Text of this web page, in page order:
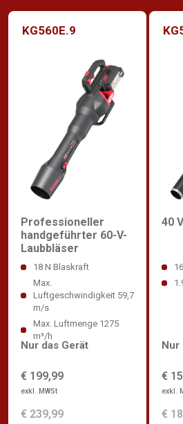
KG560E.9
Professioneller
handgeführter 60-V-
Laubbläser
18 N Blaskraft
Max.
Luftgeschwindigkeit 59,7
m/s
Max. Luftmenge 1275
m³/h
€ 199,99
exkl. MWSt
€ 239,99
Nur das Gerät
40
€
exkl.
€
Nur